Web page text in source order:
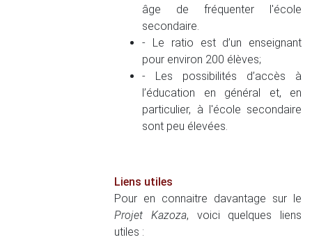
âge de fréquenter l'école
secondaire.
- Le ratio est d’un enseignant
pour environ 200 élèves;
- Les possibilités d’accès à
l’éducation en général et, en
particulier, à l'école secondaire
sont peu élevées.
Liens utiles
Pour en connaitre davantage sur le
Projet Kazoza, voici quelques liens
utiles :